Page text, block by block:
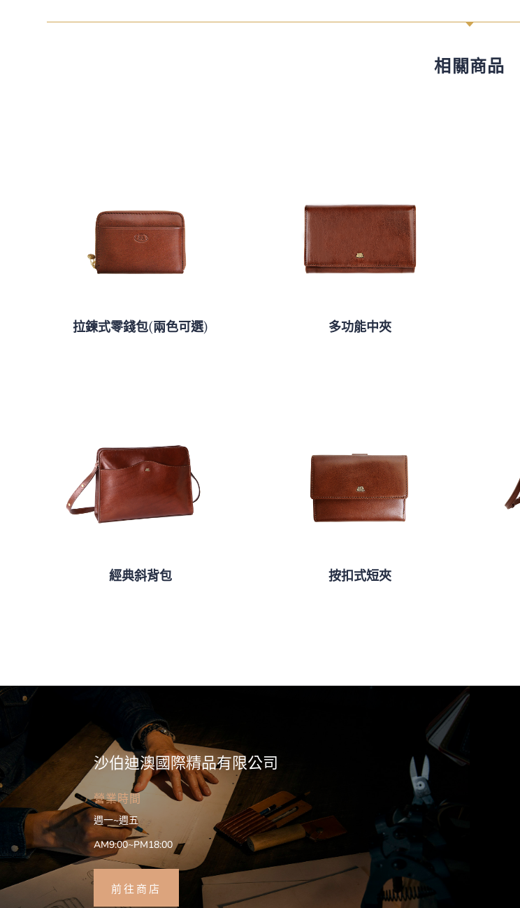
C
相關商品
拉鍊式零錢包(兩色可選) 多功能中夾
經典斜背包 按扣式短夾
沙伯迪澳國際精品有限公司
營業時間
週一~週五
AM9:00~PM18:00
前往商店